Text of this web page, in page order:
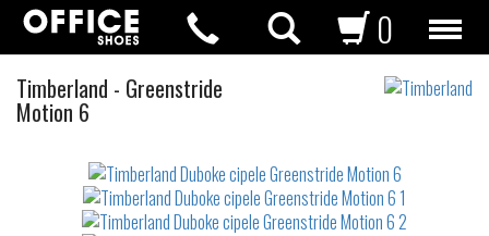
0
Timberland Duboke
- Greenstride
Motion 6
waterproof
waterrepellent